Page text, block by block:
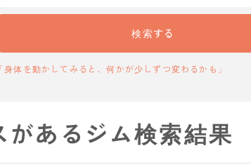
検索する
「身体を動かしてみると、何かが少しずつ変わるかも」
あるジム検索結果